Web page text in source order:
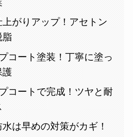
がりアップ！アセトン
脂
コート塗装！丁寧に塗っ
護
コートで完成！ツヤと耐
は早めの対策がカギ！